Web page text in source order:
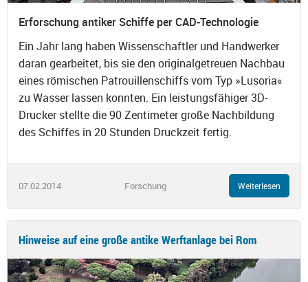
Erforschung antiker Schiffe per CAD-Technologie
Ein Jahr lang haben Wissenschaftler und Handwerker
daran gearbeitet, bis sie den originalgetreuen Nachbau
eines römischen Patrouillenschiffs vom Typ »Lusoria«
zu Wasser lassen konnten. Ein leistungsfähiger 3D-
Drucker stellte die 90 Zentimeter große Nachbildung
des Schiffes in 20 Stunden Druckzeit fertig.
07.02.2014 Forschung Weiterlesen
Hinweise auf eine große antike Werftanlage bei Rom